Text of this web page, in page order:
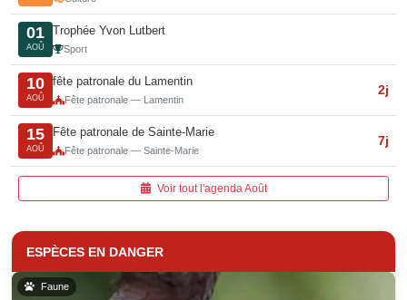
01
AOÛ
Trophée Yvon Lutbert
Sport
10
AOÛ
fête patronale du Lamentin
Fête patronale — Lamentin
2j
15
AOÛ
Fête patronale de Sainte-Marie
Fête patronale — Sainte-Marie
7j
Voir tout l'agenda Août
ESPÈCES EN DANGER
Faune